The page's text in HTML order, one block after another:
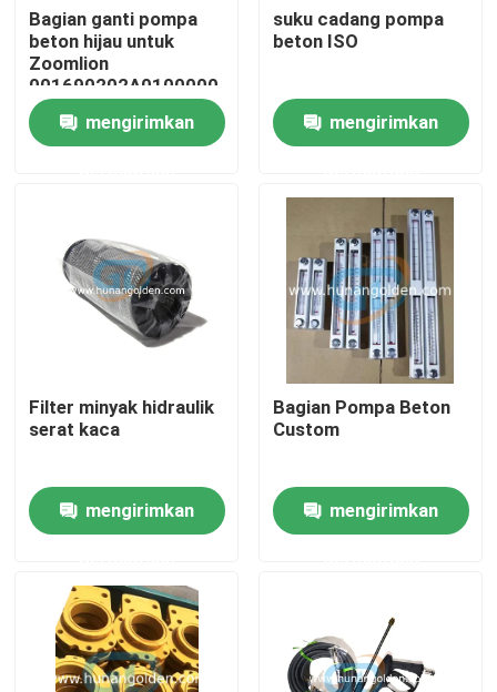
Rumah
Produk
Tur Pabrik
Kontrol kualitas
Hubungi kami
Permintaan Penawaran
Suku Cadang Pompa Beton
Pipa Pengiriman Pompa Beton
Bagian ganti pompa
beton hijau untuk
Zoomlion
001690202A0100000
mengirimkan
suku cadang pompa
beton ISO
mengirimkan
Filter minyak hidraulik
serat kaca
mengirimkan
Bagian Pompa Beton
Custom
mengirimkan